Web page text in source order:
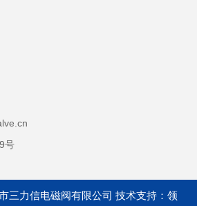
号
三力信电磁阀有限公司 技术支持： 领